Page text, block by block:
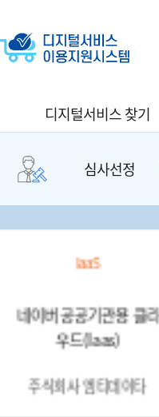
디지털서비스 찾기
심사선정
베이션 중개서
삼성SDS(Iaa
동방이노베이션